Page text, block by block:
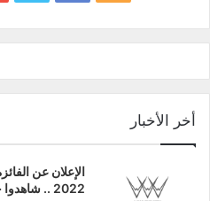
أخر الأخبار
الإعلان عن
2022 .. شاهدوا جمالها – جريدة نورت